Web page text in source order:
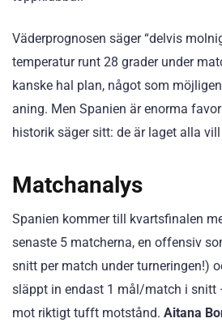
Väderprognosen säger “delvis
temperatur runt 28 grader under
kanske hal plan, något som
aning. Men Spanien är enorma
historik säger sitt: de är laget alla
Matchanalys
Spanien kommer till kvartsfinalen
senaste 5 matcherna, en offensiv
snitt per match under turneringen!)
släppt in endast 1 mål/match i snitt
mot riktigt tufft motstånd. Aitana